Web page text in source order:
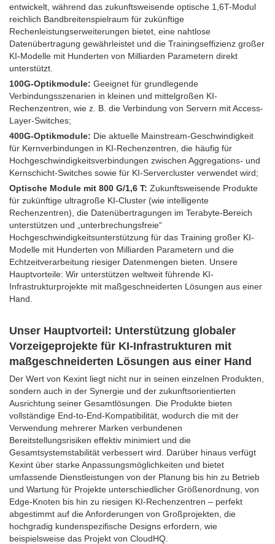
entwickelt, während das zukunftsweisende optische 1,6T-Modul
reichlich Bandbreitenspielraum für zukünftige
Rechenleistungserweiterungen bietet, eine nahtlose
Datenübertragung gewährleistet und die Trainingseffizienz großer
KI-Modelle mit Hunderten von Milliarden Parametern direkt
unterstützt.
100G-Optikmodule: Geeignet für grundlegende
Verbindungsszenarien in kleinen und mittelgroßen KI-
Rechenzentren, wie z. B. die Verbindung von Servern mit Access-
Layer-Switches;
400G-Optikmodule: Die aktuelle Mainstream-Geschwindigkeit
für Kernverbindungen in KI-Rechenzentren, die häufig für
Hochgeschwindigkeitsverbindungen zwischen Aggregations- und
Kernschicht-Switches sowie für KI-Servercluster verwendet wird;
Optische Module mit 800 G/1,6 T: Zukunftsweisende Produkte
für zukünftige ultragroße KI-Cluster (wie intelligente
Rechenzentren), die Datenübertragungen im Terabyte-Bereich
unterstützen und „unterbrechungsfreie“
Hochgeschwindigkeitsunterstützung für das Training großer KI-
Modelle mit Hunderten von Milliarden Parametern und die
Echtzeitverarbeitung riesiger Datenmengen bieten. Unsere
Hauptvorteile: Wir unterstützen weltweit führende KI-
Infrastrukturprojekte mit maßgeschneiderten Lösungen aus einer
Hand.
Unser Hauptvorteil: Unterstützung globaler
Vorzeigeprojekte für KI-Infrastrukturen mit
maßgeschneiderten Lösungen aus einer Hand
Der Wert von Kexint liegt nicht nur in seinen einzelnen Produkten,
sondern auch in der Synergie und der zukunftsorientierten
Ausrichtung seiner Gesamtlösungen. Die Produkte bieten
vollständige End-to-End-Kompatibilität, wodurch die mit der
Verwendung mehrerer Marken verbundenen
Bereitstellungsrisiken effektiv minimiert und die
Gesamtsystemstabilität verbessert wird. Darüber hinaus verfügt
Kexint über starke Anpassungsmöglichkeiten und bietet
umfassende Dienstleistungen von der Planung bis hin zu Betrieb
und Wartung für Projekte unterschiedlicher Größenordnung, von
Edge-Knoten bis hin zu riesigen KI-Rechenzentren – perfekt
abgestimmt auf die Anforderungen von Großprojekten, die
hochgradig kundenspezifische Designs erfordern, wie
beispielsweise das Projekt von CloudHQ.